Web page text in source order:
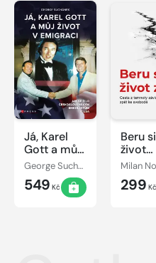
Já, Karel
Gott a můj
život v
emigraci
George Suchánek
549 Kč
Beru si
život
zpátky
Milan
299 Kč